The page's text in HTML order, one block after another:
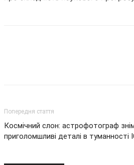
Попередня стаття
Космічний слон: астрофотограф
приголомшливі деталі в туманності